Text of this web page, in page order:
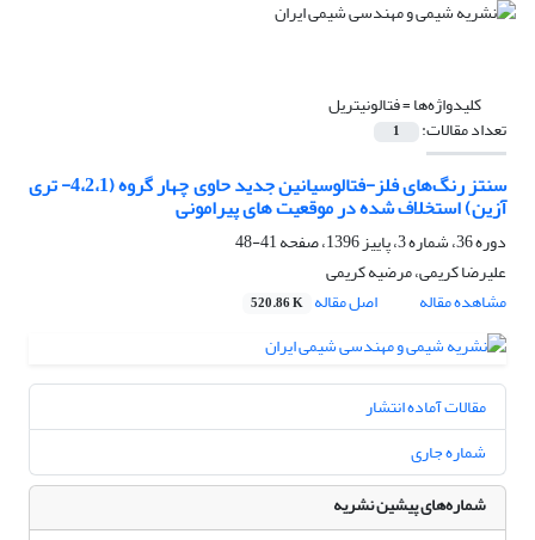
کلیدواژه‌ها =فتالونیتریل
تعداد مقالات: 1
سنتز رنگ‌های فلز-فتالوسیانین جدید حاوی چهار گروه (4،2،1- تری
آزین) استخلاف شده در موقعیت های پیرامونی
دوره 36، شماره 3، پاییز 1396، صفحه
41-48
علیرضا کریمی، مرضیه کریمی
مشاهده مقاله
اصل مقاله 520.86 K
مقالات آماده انتشار
شماره جاری
شماره‌های پیشین نشریه